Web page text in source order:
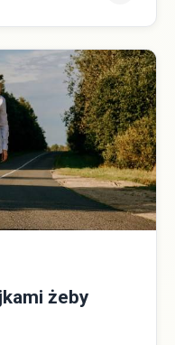
żeby